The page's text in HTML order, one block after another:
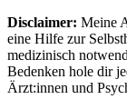
Disclaimer: Meine
eine Hilfe zur
medizinisch
Bedenken hole dir
Ärzt:innen und